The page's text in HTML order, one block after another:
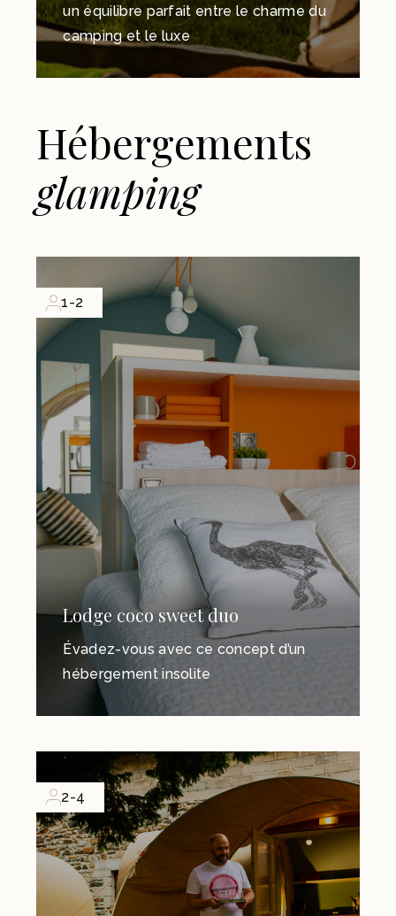
un équilibre parfait entre le charme du
camping et le luxe
Hébergements
glamping
1-2
Lodge coco sweet duo
Évadez-vous avec ce concept d’un
hébergement insolite
2-4